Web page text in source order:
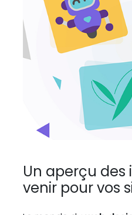
Un aperçu des
venir pour vos